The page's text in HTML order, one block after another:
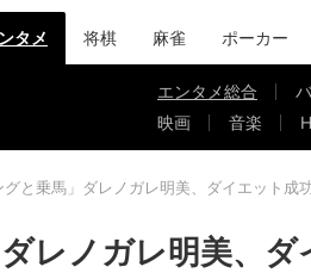
タメ 将棋 麻雀 ポーカー
エンタメ総合
映画
音楽
グと乗馬」ダレノガレ明美、ダイエット成
レノガレ明美、ダ